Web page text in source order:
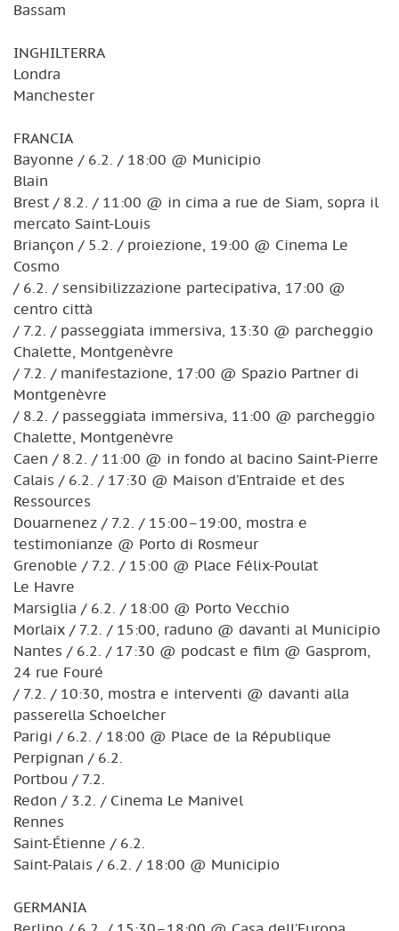
Bassam
INGHILTERRA
Londra
Manchester
FRANCIA
Bayonne / 6.2. / 18:00 @ Municipio
Blain
Brest / 8.2. / 11:00 @ in cima a rue de Siam, sopra il
mercato Saint-Louis
Briançon / 5.2. / proiezione, 19:00 @ Cinema Le
Cosmo
/ 6.2. / sensibilizzazione partecipativa, 17:00 @
centro città
/ 7.2. / passeggiata immersiva, 13:30 @ parcheggio
Chalette, Montgenèvre
/ 7.2. / manifestazione, 17:00 @ Spazio Partner di
Montgenèvre
/ 8.2. / passeggiata immersiva, 11:00 @ parcheggio
Chalette, Montgenèvre
Caen / 8.2. / 11:00 @ in fondo al bacino Saint-Pierre
Calais / 6.2. / 17:30 @ Maison d’Entraide et des
Ressources
Douarnenez / 7.2. / 15:00–19:00, mostra e
testimonianze @ Porto di Rosmeur
Grenoble / 7.2. / 15:00 @ Place Félix-Poulat
Le Havre
Marsiglia / 6.2. / 18:00 @ Porto Vecchio
Morlaix / 7.2. / 15:00, raduno @ davanti al Municipio
Nantes / 6.2. / 17:30 @ podcast e film @ Gasprom,
24 rue Fouré
/ 7.2. / 10:30, mostra e interventi @ davanti alla
passerella Schoelcher
Parigi / 6.2. / 18:00 @ Place de la République
Perpignan / 6.2.
Portbou / 7.2.
Redon / 3.2. / Cinema Le Manivel
Rennes
Saint-Étienne / 6.2.
Saint-Palais / 6.2. / 18:00 @ Municipio
GERMANIA